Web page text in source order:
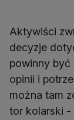
Aktywiści
decyzje
powinny być
opinii i
można tam
tor kolarski -